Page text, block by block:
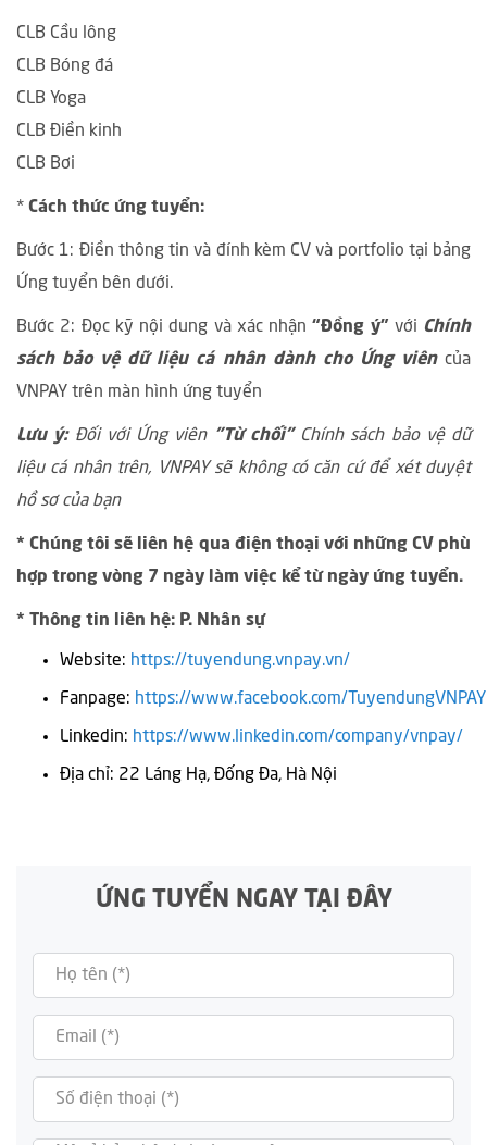
CLB Cầu lông
CLB Bóng đá
CLB Yoga
CLB Điền kinh
CLB Bơi
* Cách thức ứng tuyển:
Bước 1: Điền thông tin và đính kèm CV và portfolio tại bảng
Ứng tuyển bên dưới.
Bước 2: Đọc kỹ nội dung và xác nhận“Đồng ý” với Chính
sách bảo vệ dữ liệu cá nhân dành cho Ứng viên của
VNPAY trên màn hình ứng tuyển
Lưu ý:Đối với Ứng viên"Từ chối"Chính sách bảo vệ dữ
liệu cá nhân trên, VNPAY sẽ không có căn cứ để xét duyệt
hồ sơ của bạn
* Chúng tôi sẽ liên hệ qua điện thoại với những CV phù
hợp trong vòng 7 ngày làm việc kể từ ngày ứng tuyển.
* Thông tin liên hệ: P. Nhân sự
Website: https://tuyendung.vnpay.vn/
Fanpage: https://www.facebook.com/TuyendungVNPAY
Linkedin: https://www.linkedin.com/company/vnpay/
Địa chỉ: 22 Láng Hạ, Đống Đa, Hà Nội
ỨNG TUYỂN NGAY TẠI ĐÂY